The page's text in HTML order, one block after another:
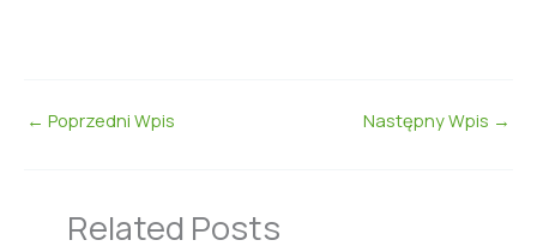
← Poprzedni Wpis Następny Wpis →
Related Posts